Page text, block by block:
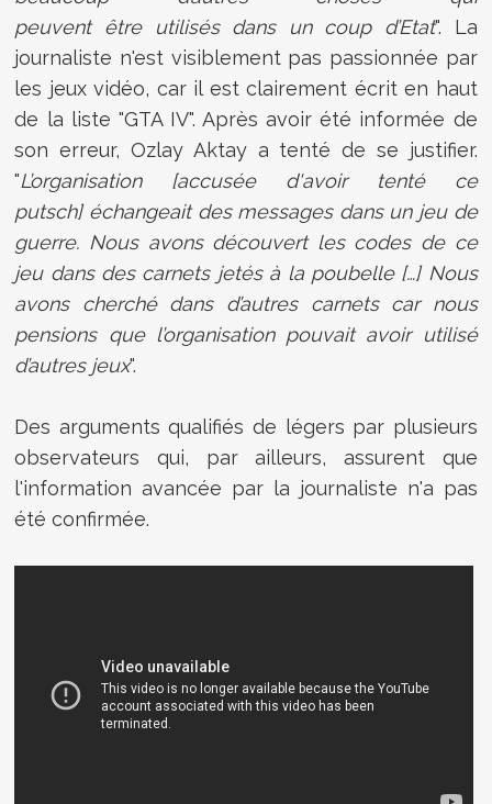
peuvent êtreutilisés dans un coup d’Etat". La
journaliste n'est visiblement pas passionnée par
les jeux vidéo, car il est clairement écrit en haut
de la liste "GTA IV". Après avoir été informée de
son erreur, Ozlay Aktay a tenté de se justifier.
"L’organisation [accusée d'avoir tenté ce
putsch] échangeait des messages dans un jeu de
guerre. Nous avons découvert les codes de ce
jeu dans des carnets jetés à la poubelle […] Nous
avons cherché dans d’autres carnets car nous
pensions que l’organisation pouvait avoir utilisé
d’autres jeux".
Des arguments qualifiés de légers par plusieurs
observateurs qui, par ailleurs, assurent que
l'information avancée par la journaliste n'a pas
été confirmée.